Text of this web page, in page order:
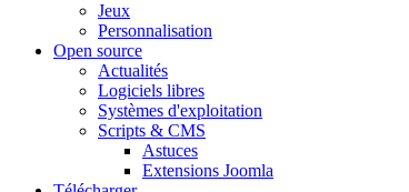
Jeux
Personnalisation
Open source
Actualités
Logiciels libres
Systèmes d'exploitation
Scripts & CMS
Astuces
Extensions Joomla